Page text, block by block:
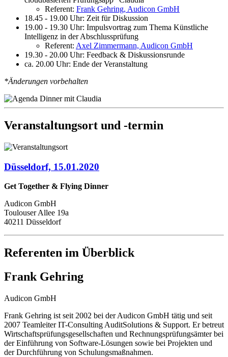
Referent: Frank Gehring, Audicon GmbH
18.45 - 19.00 Uhr: Zeit für Diskussion
19.00 - 19.30 Uhr: Impulsvortrag zum Thema Künstliche
Intelligenz in der Abschlussprüfung
Referent: Axel Zimmermann, Audicon GmbH
19.30 - 20.00 Uhr: Feedback & Diskussionsrunde
ca. 20.00 Uhr: Ende der Veranstaltung
*Änderungen vorbehalten
Veranstaltungsort und -termin
Düsseldorf, 15.01.2020
Get Together & Flying Dinner
Audicon GmbH
Toulouser Allee 19a
40211 Düsseldorf
Referenten im Überblick
Frank Gehring
Audicon GmbH
Frank Gehring ist seit 2002 bei der Audicon GmbH tätig und seit
2007 Teamleiter IT-Consulting AuditSolutions & Support. Er betreut
Wirtschaftsprüfungsgesellschaften und Rechnungsprüfungsämter bei
der Einführung von Software-Lösungen sowie bei Projekten und
der Durchführung von Schulungsmaßnahmen.